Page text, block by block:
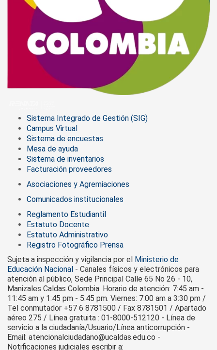
Sistema Integrado de Gestión (SIG)
Campus Virtual
Sistema de encuestas
Mesa de ayuda
Sistema de inventarios
Facturación proveedores
Asociaciones y Agremiaciones
Comunicados institucionales
Reglamento Estudiantil
Estatuto Docente
Estatuto Administrativo
Registro Fotográfico Prensa
Sujeta a inspección y vigilancia por el Ministerio de
Educación Nacional - Canales físicos y electrónicos para
atención al público, Sede Principal Calle 65 No 26 - 10,
Manizales Caldas Colombia. Horario de atención: 7:45 am -
11:45 am y 1:45 pm - 5:45 pm. Viernes: 7:00 am a 3:30 pm /
Tel conmutador +57 6 8781500 / Fax 8781501 / Apartado
aéreo 275 / Línea gratuita : 01-8000-512120 - Línea de
servicio a la ciudadanía/Usuario/Línea anticorrupción -
Email: atencionalciudadano@ucaldas.edu.co -
Notificaciones judiciales escribir a: